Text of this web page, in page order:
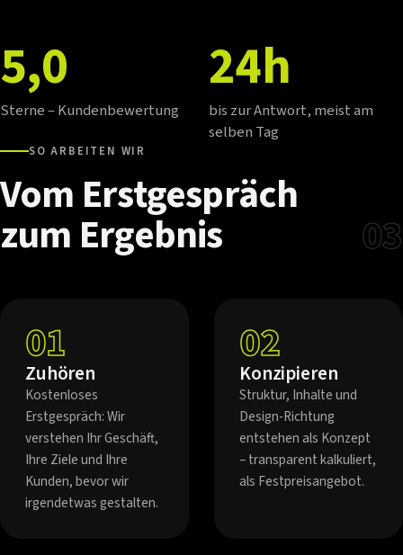
5,0
Sterne – Kundenbewertung
24h
bis zur Antwort, meist am
selben Tag
SO ARBEITEN WIR
Vom Erstgespräch
zum Ergebnis
03
01
Zuhören
Kostenloses
Erstgespräch: Wir
verstehen Ihr Geschäft,
Ihre Ziele und Ihre
Kunden, bevor wir
irgendetwas gestalten.
02
Konzipieren
Struktur, Inhalte und
Design-Richtung
entstehen als Konzept
– transparent kalkuliert,
als Festpreisangebot.